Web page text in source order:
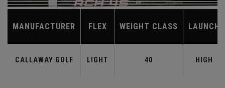
MANUFACTURER FLEX WEIGHT CLASS LAUNCH
CALLAWAY GOLF LIGHT 40 HIGH